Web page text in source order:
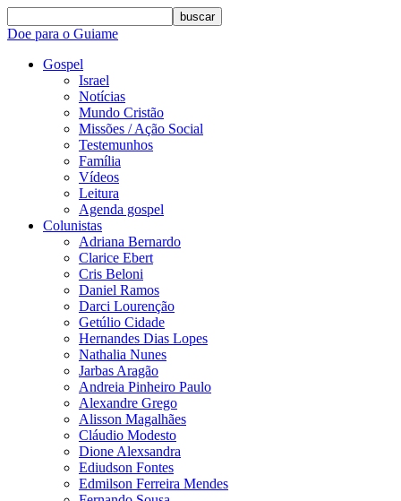
buscar
Doe para o Guiame
Gospel
Israel
Notícias
Mundo Cristão
Missões / Ação Social
Testemunhos
Família
Vídeos
Leitura
Agenda gospel
Colunistas
Adriana Bernardo
Clarice Ebert
Cris Beloni
Daniel Ramos
Darci Lourenção
Getúlio Cidade
Hernandes Dias Lopes
Nathalia Nunes
Jarbas Aragão
Andreia Pinheiro Paulo
Alexandre Grego
Alisson Magalhães
Cláudio Modesto
Dione Alexsandra
Ediudson Fontes
Edmilson Ferreira Mendes